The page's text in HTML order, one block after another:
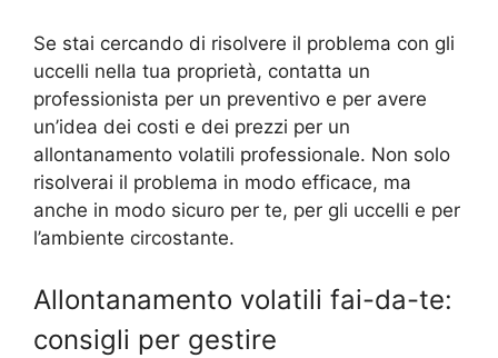
Se stai cercando di risolvere il problema con gli
uccelli nella tua proprietà, contatta un
professionista per un preventivo e per avere
un’idea dei costi e dei prezzi per un
allontanamento volatili professionale. Non solo
risolverai il problema in modo efficace, ma
anche in modo sicuro per te, per gli uccelli e per
l’ambiente circostante.
Allontanamento volatili fai-da-te:
consigli per gestire